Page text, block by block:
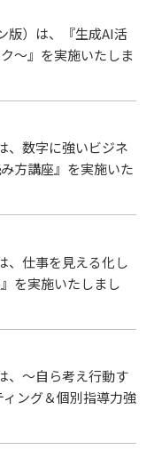
版）は、『生成AI活
～』を実施いたしま
、数字に強いビジネ
方講座』を実施いた
、仕事を見える化し
を実施いたしまし
、～自ら考え行動す
ング＆個別指導力強